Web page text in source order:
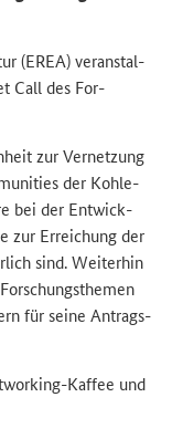
(EREA) ver­an­stal­
Calldes For­
zur Ver­net­zung
der Kohle-​
bei der Ent­wick­
zur Er­rei­chung der
sind. Wei­ter­hin
für seine An­trags­
-​Kaffee und